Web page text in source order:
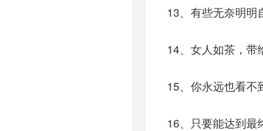
13、有些无奈明明
14、女人如茶，带
15、你永远也看不
16、只要能达到最